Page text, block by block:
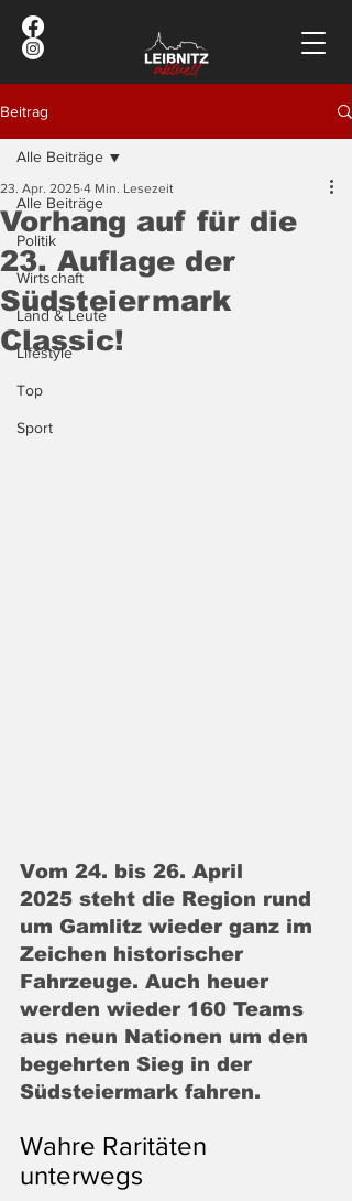
Beitrag
Alle Beiträge
Politik
Wirtschaft
Land & Leute
Lifestyle
Top
Sport
Alle Beiträge
Vorhang auf für die
23. Auflage der
Südsteiermark
Classic!
23. Apr. 2025 4 Min. Lesezeit
Vom 24. bis 26. April
2025 steht die Region rund
um Gamlitz wieder ganz im
Zeichen historischer
Fahrzeuge. Auch heuer
werden wieder 160 Teams
aus neun Nationen um den
begehrten Sieg in der
Südsteiermark fahren.
Wahre Raritäten
unterwegs